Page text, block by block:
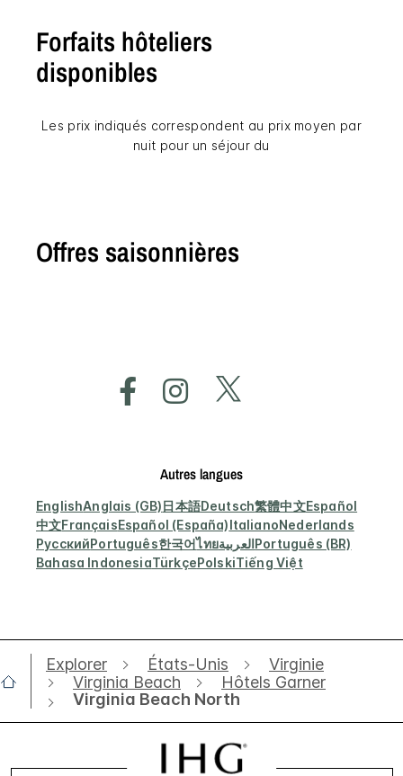
Forfaits hôteliers
disponibles
Les prix indiqués correspondent au prix moyen par
nuit pour un séjour du
Offres saisonnières
Autres langues
EnglishAnglais (GB)日本語Deutsch繁體中文Español
中文FrançaisEspañol (España)ItalianoNederlands
РусскийPortuguês한국어ไทยالعربيةPortuguês (BR)
Bahasa IndonesiaTürkçePolskiTiếng Việt
Explorer États-Unis
Virginie
Virginia Beach
Hôtels Garner
Virginia Beach North